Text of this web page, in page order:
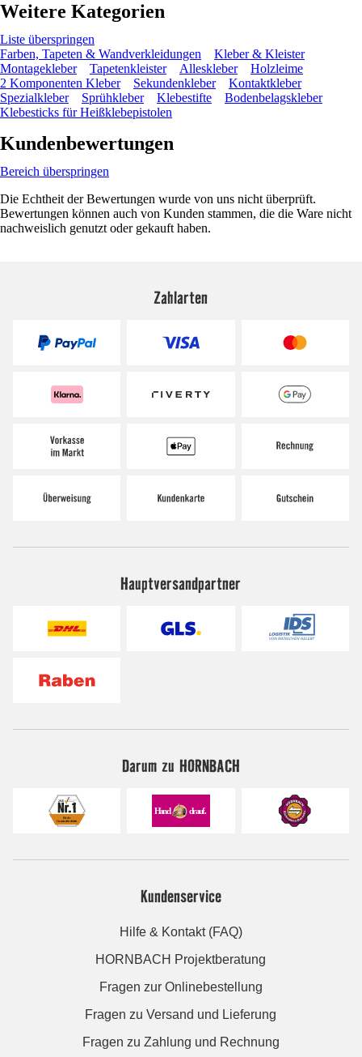
Weitere Kategorien
Liste überspringen
Farben, Tapeten & Wandverkleidungen
Kleber & Kleister
Montagekleber
Tapetenkleister Alleskleber
Holzleime
2 Komponenten Kleber
Sekundenkleber
Kontaktkleber
Spezialkleber
Sprühkleber Klebestifte
Bodenbelagskleber
Klebesticks für Heißklebepistolen
Kundenbewertungen
Bereich überspringen
Die Echtheit der Bewertungen wurde von uns nicht überprüft.
Bewertungen können auch von Kunden stammen, die die Ware nicht
nachweislich genutzt oder gekauft haben.
Zahlarten
Hauptversandpartner
Darum zu HORNBACH
Kundenservice
Hilfe & Kontakt (FAQ)
HORNBACH Projektberatung
Fragen zur Onlinebestellung
Fragen zu Versand und Lieferung
Fragen zu Zahlung und Rechnung